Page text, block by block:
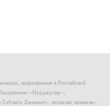
запрещенные в Российской
«Нурджулар»,
Джамаат», меджлис крымско-